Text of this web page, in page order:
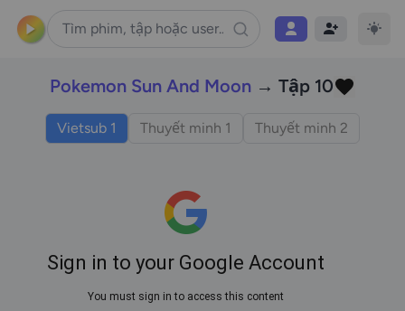
Pokemon Sun And Moon → Tập 10
Vietsub 1 Thuyết minh 1 Thuyết minh 2